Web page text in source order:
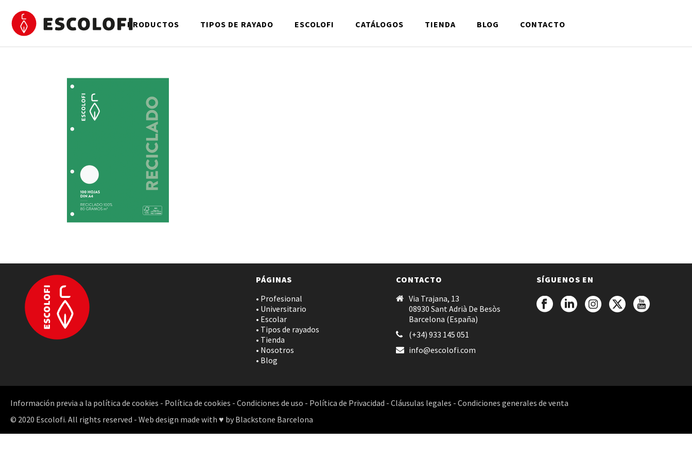
PRODUCTOS TIPOS DE RAYADO ESCOLOFI CATÁLOGOS TIENDA BLOG CONTACTO
PÁGINAS
• Profesional
• Universitario
• Escolar
• Tipos de rayados
• Tienda
• Nosotros
• Blog
CONTACTO
Via Trajana, 13
08930 Sant Adrià De Besòs
Barcelona (España)
(+34) 933 145 051
info@escolofi.com
SÍGUENOS EN
Información previa a la política de cookies - Política de cookies - Condiciones de uso - Política de Privacidad - Cláusulas legales - Condiciones generales de venta
© 2020 Escolofi. All rights reserved - Web design made with ♥ by Blackstone Barcelona